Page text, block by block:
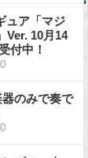
ュア「マジ
Ver. 10月14
付中！
のみで奏で